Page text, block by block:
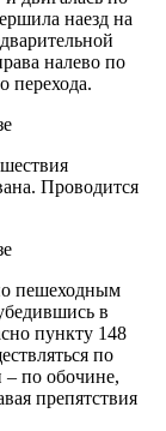
наезд на
налево по
перехода.
Проводится
пешеходным
в
пункту 148
по
– по обочине,
препятствия